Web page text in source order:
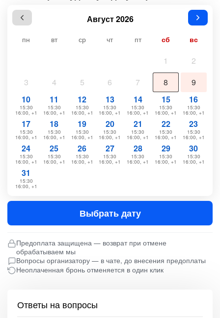
Август 2026
пн вт ср чт пт сб вс
1
2
3
4 5 6 7 8
9
10
15:30
16:00, +1
11
15:30
16:00, +1
12
15:30
16:00, +1
13
15:30
16:00, +1
14
15:30
16:00, +1
15
15:30
16:00, +1
16
15:30
16:00, +1
17
15:30
16:00, +1
18
15:30
16:00, +1
19
15:30
16:00, +1
20
15:30
16:00, +1
21
15:30
16:00, +1
22
15:30
16:00, +1
23
15:30
16:00, +1
24
15:30
16:00, +1
25
15:30
16:00, +1
26
15:30
16:00, +1
27
15:30
16:00, +1
28
15:30
16:00, +1
29
15:30
16:00, +1
30
15:30
16:00, +1
31
15:30
16:00, +1
Выбрать дату
Предоплата защищена — возврат при отмене
обрабатываем мы
Вопросы организатору — в чате, до внесения предоплаты
Неоплаченная бронь отменяется в один клик
Ответы на вопросы